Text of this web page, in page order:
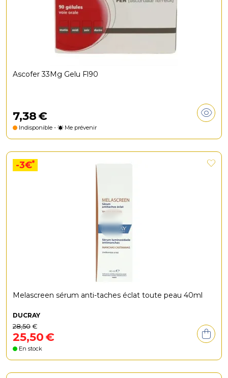
Ascofer 33Mg Gelu Fl90
7,38€
Indisponible - Me prévenir
-3€*
Melascreen sérum anti-taches éclat toute peau 40ml
DUCRAY
28,50€
25,50€
En stock